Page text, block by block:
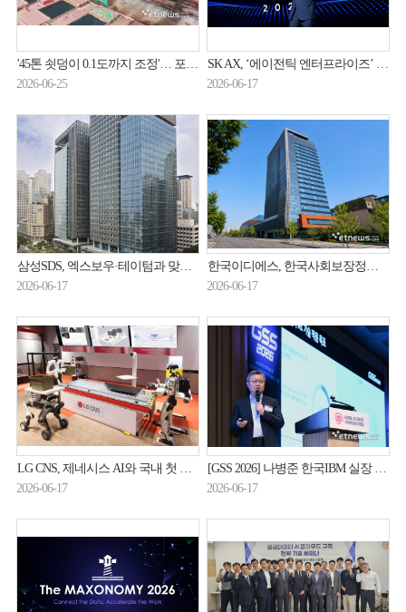
'45톤 쇳덩이 0.1도까지 조정'… 포스코DX, '피지컬 AI'로 제조 자율화 가속
2026-06-25
SK AX, ‘에이전틱 엔터프라이즈’ 시장 공략 나선다
2026-06-17
삼성SDS, 엑스보우·테이텀과 맞손…AI·클라우드 보안 강화
2026-06-17
한국이디에스, 한국사회보장정보원 '2026년 사회보장정보시스템 서비스 확대 및 기능개선 사업' 수주 … 공공 복지 디지털플랫폼 사업 확대
2026-06-17
LG CNS, 제네시스 AI와 국내 첫 전략제휴…RX 생태계 '손끝'까지 확장
2026-06-17
[GSS 2026] 나병준 한국IBM 실장 “AI 보안 위협, 신뢰 가능한 자동화로 대응해야”
2026-06-17